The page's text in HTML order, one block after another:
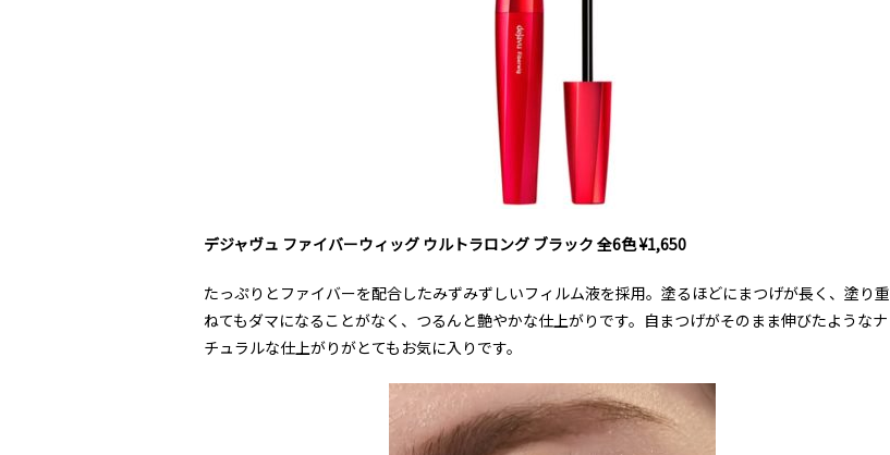
デジャヴュ ファイバーウィッグ ウルトラロング ブラック 全6色¥1,650
たっぷりとファイバーを配合したみずみずしいフィルム液を採用。塗るほどにまつげが長く、塗り重
ねてもダマになることがなく、つるんと艶やかな仕上がりです。自まつげがそのまま伸びたようなナ
チュラルな仕上がりがとてもお気に入りです。